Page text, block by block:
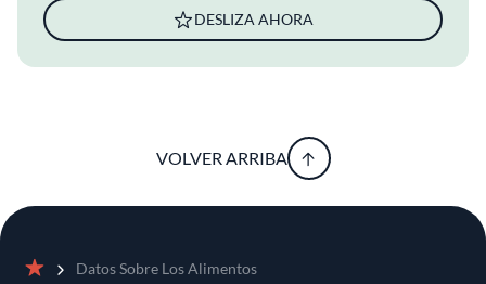
DESLIZA AHORA
VOLVER ARRIBA
Datos Sobre Los Alimentos